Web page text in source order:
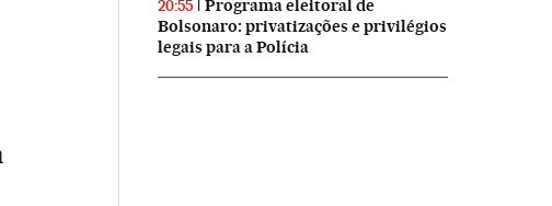
20:55
Programa eleitoral de
Bolsonaro: privatizações e privilégios
legais para a Polícia